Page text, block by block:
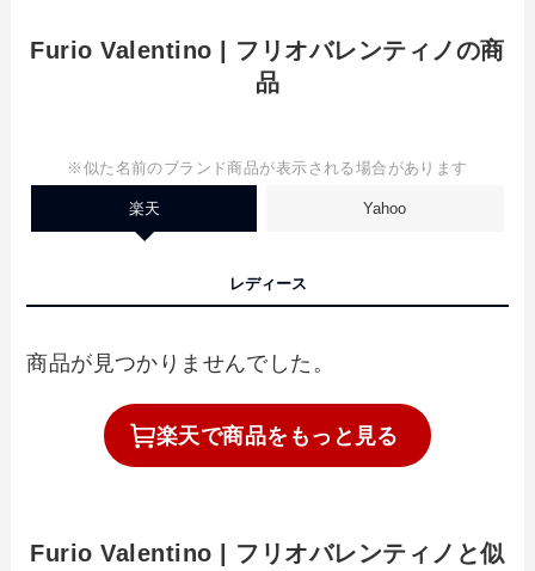
Furio Valentino | フリオバレンティノの商
品
※似た名前のブランド商品が表示される場合があります
楽天 Yahoo
レディース
商品が見つかりませんでした。
楽天で商品を もっと見る
Furio Valentino | フリオバレンティノと似